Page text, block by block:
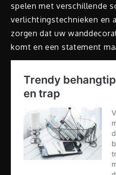
spelen met verschillende
verlichtingstechnieken en
zorgen dat uw
komt en een statement